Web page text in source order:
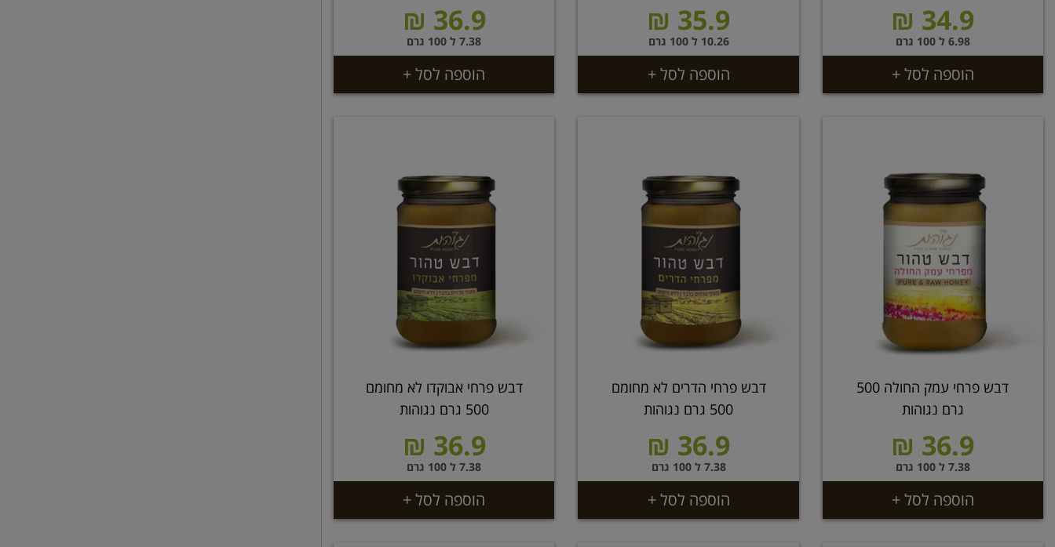
34.9 ₪
6.98 ל 100 גרם
הוספה לסל +
35.9 ₪
10.26 ל 100 גרם
הוספה לסל +
36.9 ₪
7.38 ל 100 גרם
הוספה לסל +
דבש פרחי עמק החולה 500
גרם נגוהות
36.9 ₪
7.38 ל 100 גרם
הוספה לסל +
דבש פרחי הדרים לא מחומם
500 גרם נגוהות
36.9 ₪
7.38 ל 100 גרם
הוספה לסל +
דבש פרחי אבוקדו לא מחומם
500 גרם נגוהות
36.9 ₪
7.38 ל 100 גרם
הוספה לסל +